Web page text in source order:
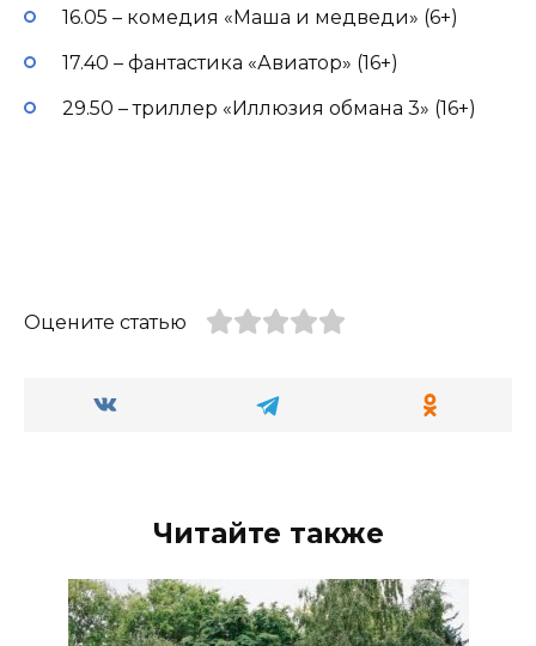
16.05 – комедия «Маша и медведи» (6+)
17.40 – фантастика «Авиатор» (16+)
29.50 – триллер «Иллюзия обмана 3» (16+)
Оцените статью
Читайте также